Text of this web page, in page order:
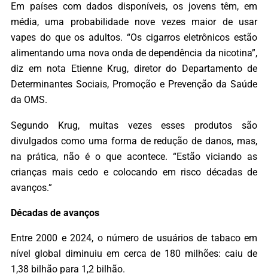
Em países com dados disponíveis, os jovens têm, em
média, uma probabilidade nove vezes maior de usar
vapes do que os adultos. “Os cigarros eletrônicos estão
alimentando uma nova onda de dependência da nicotina”,
diz em nota Etienne Krug, diretor do Departamento de
Determinantes Sociais, Promoção e Prevenção da Saúde
da OMS.
Segundo Krug, muitas vezes esses produtos são
divulgados como uma forma de redução de danos, mas,
na prática, não é o que acontece. “Estão viciando as
crianças mais cedo e colocando em risco décadas de
avanços.”
Décadas de avanços
Entre 2000 e 2024, o número de usuários de tabaco em
nível global diminuiu em cerca de 180 milhões: caiu de
1,38 bilhão para 1,2 bilhão.